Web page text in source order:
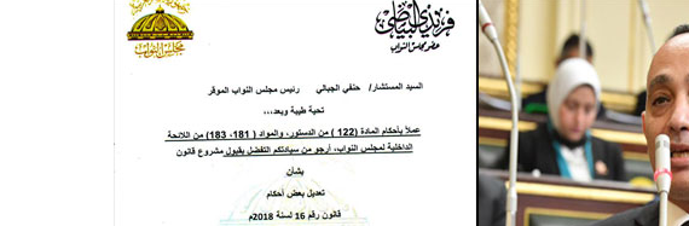
متابعة قضية الدكتور محمد زهران.. ويؤكد:
قرينة البراءة وضمانات المحاكمة العادلة
حق أصيل